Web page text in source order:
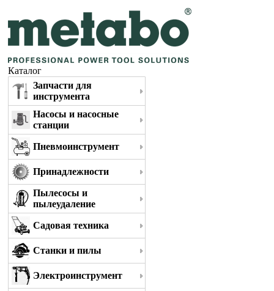
Каталог
Запчасти для
инструмента
Насосы и насосные
станции
Пневмоинструмент
Принадлежности
Пылесосы и
пылеудаление
Садовая техника
Станки и пилы
Электроинструмент